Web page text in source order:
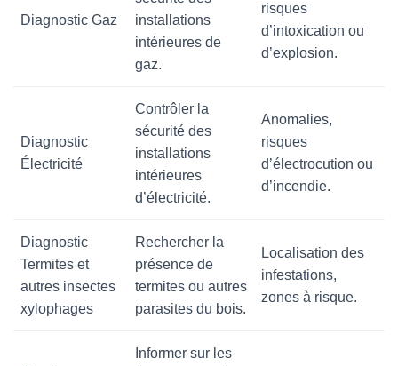
Diagnostic Gaz
installations
intérieures de
gaz.
risques
d’intoxication ou
d’explosion.
Diagnostic
Électricité
Contrôler la
sécurité des
installations
intérieures
d’électricité.
Anomalies,
risques
d’électrocution ou
d’incendie.
Diagnostic
Termites et
autres insectes
xylophages
Rechercher la
présence de
termites ou autres
parasites du bois.
Localisation des
infestations,
zones à risque.
Informer sur les